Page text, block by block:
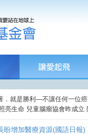
就是勝利—不讓任何一位
亮生命 兒童腦瘤協會昨成立
增加醫療資源(國語日報)